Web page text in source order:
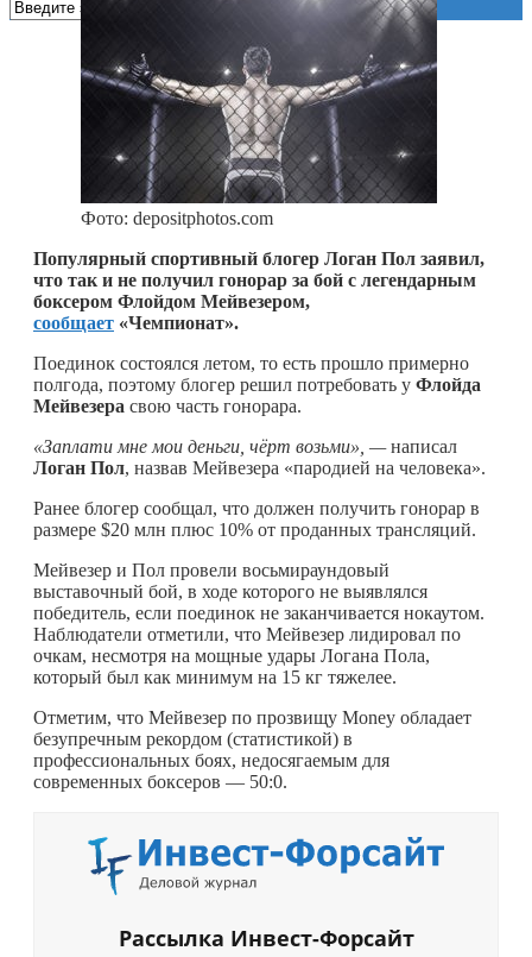
Фото: depositphotos.com
Популярный спортивный блогер Логан Пол заявил,
что так и не получил гонорар за бой с легендарным
боксером Флойдом Мейвезером,
сообщает «Чемпионат».
Поединок состоялся летом, то есть прошло примерно
полгода, поэтому блогер решил потребовать у Флойда
Мейвезера свою часть гонорара.
«Заплати мне мои деньги, чёрт возьми», —написал
Логан Пол, назвав Мейвезера «пародией на человека».
Ранее блогер сообщал, что должен получить гонорар в
размере $20 млн плюс 10% от проданных трансляций.
Мейвезер и Пол провели восьмираундовый
выставочный бой, в ходе которого не выявлялся
победитель, если поединок не заканчивается нокаутом.
Наблюдатели отметили, что Мейвезер лидировал по
очкам, несмотря на мощные удары Логана Пола,
который был как минимум на 15 кг тяжелее.
Отметим, что Мейвезер по прозвищу Money обладает
безупречным рекордом (статистикой) в
профессиональных боях, недосягаемым для
современных боксеров — 50:0.
Рассылка Инвест-Форсайт